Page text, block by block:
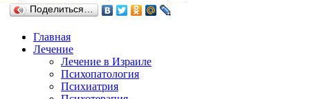
Поделиться…
Главная
Лечение
Лечение в Израиле
Психопатология
Психиатрия